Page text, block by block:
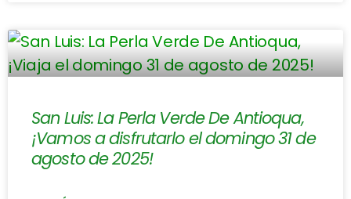
San Luis: La Perla Verde De Antioqua,
¡Vamos a disfrutarlo el domingo 31 de
agosto de 2025!